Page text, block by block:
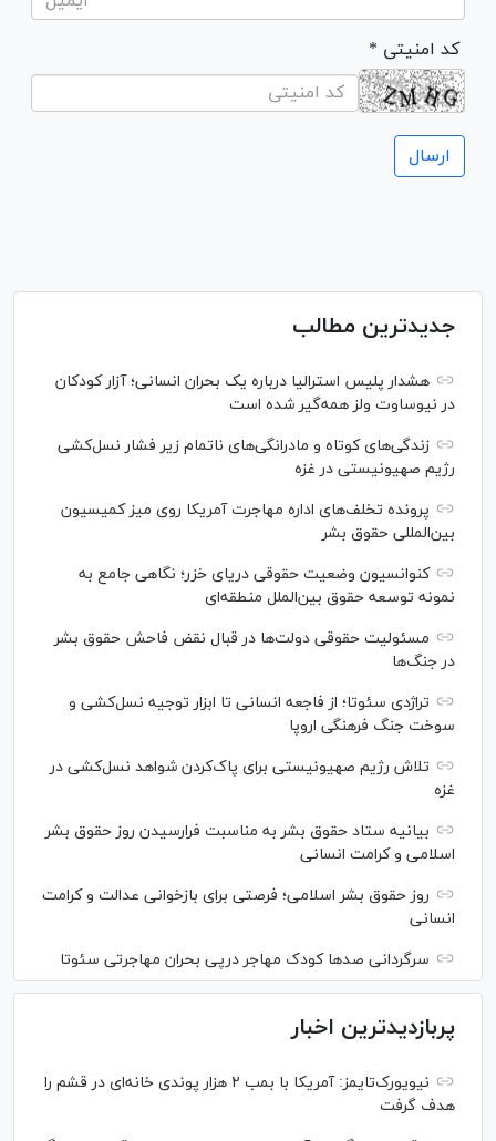
* کد امنیتی
جدیدترین مطالب
هشدار پلیس استرالیا درباره یک بحران انسانی؛ آزار کودکان
در نیوساوت ولز همه‌گیر شده است
زندگی‌های کوتاه و مادرانگی‌های ناتمام زیر فشار نسل‌کشی
رژیم صهیونیستی در غزه
پرونده تخلف‌های اداره مهاجرت آمریکا روی میز کمیسیون
بین‌المللی حقوق بشر
کنوانسیون وضعیت حقوقی دریای خزر؛ نگاهی جامع به
نمونه توسعه حقوق بین‌الملل منطقه‌ای
مسئولیت حقوقی دولت‌ها در قبال نقض‌ فاحش حقوق بشر
در جنگ‌ها
تراژدی سئوتا؛ از فاجعه انسانی تا ابزار توجیه نسل‌کشی و
سوخت جنگ فرهنگی اروپا
تلاش رژیم صهیونیستی برای پاک‌کردن شواهد نسل‌کشی در
غزه
بیانیه ستاد حقوق بشر به مناسبت فرارسیدن روز حقوق بشر
اسلامی و کرامت انسانی
روز حقوق بشر اسلامی؛ فرصتی برای بازخوانی عدالت و کرامت
انسانی
سرگردانی صد‌ها کودک مهاجر درپی بحران مهاجرتی سئوتا
پربازدیدترین اخبار
نیویورک‌تایمز: آمریکا با بمب ۲ هزار پوندی خانه‌ای در قشم را
هدف گرفت